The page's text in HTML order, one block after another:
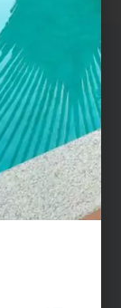
de
nos
en plein